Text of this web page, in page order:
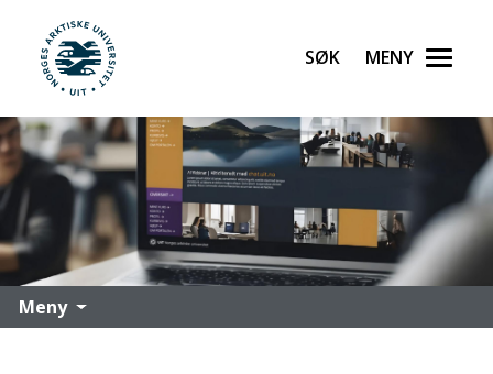
Gå til hovedinnhold
UiT Norges arktiske universitet
Søk Meny
Meny